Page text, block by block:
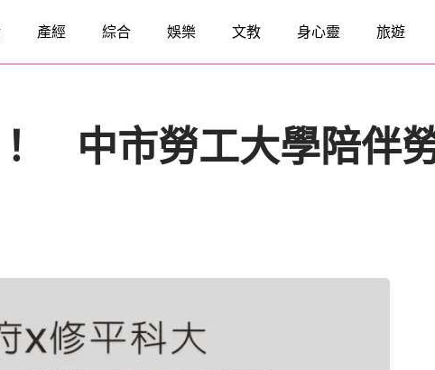
產經 綜合 娛樂 文教 身心靈 旅遊
中市勞工大學陪伴